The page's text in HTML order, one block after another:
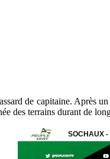
de capitaine. Après
des terrains durant de